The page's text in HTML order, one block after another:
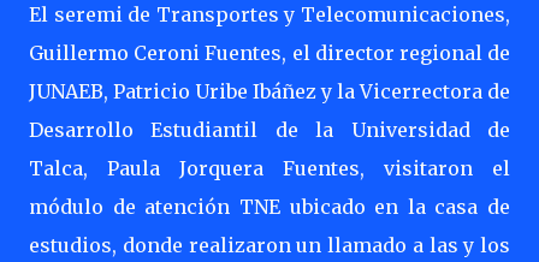
El seremi de Transportes y Telecomunicaciones,
Guillermo Ceroni Fuentes, el director regional de
JUNAEB, Patricio Uribe Ibáñez y la Vicerrectora de
Desarrollo Estudiantil de la Universidad de
Talca, Paula Jorquera Fuentes, visitaron el
módulo de atención TNE ubicado en la casa de
estudios, donde realizaron un llamado a las y los